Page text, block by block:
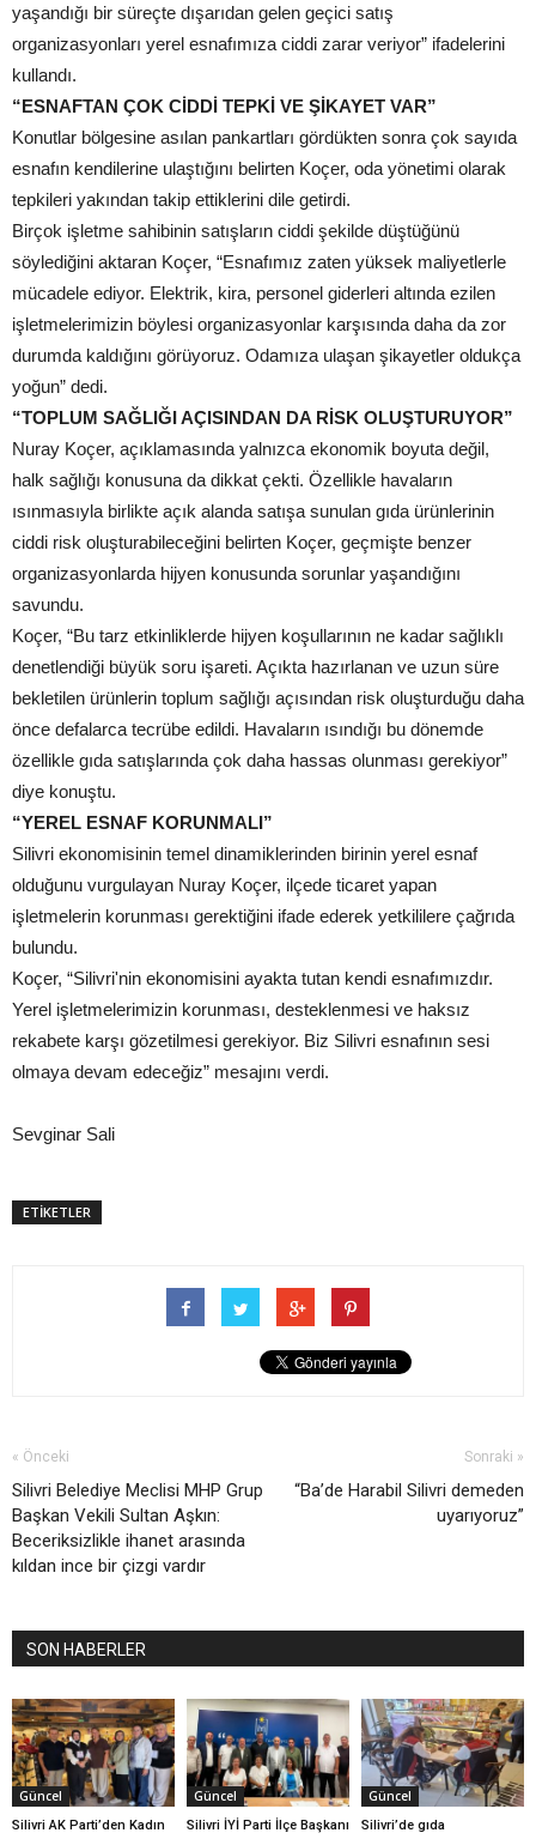
yaşandığı bir süreçte dışarıdan gelen geçici satış
organizasyonları yerel esnafımıza ciddi zarar veriyor” ifadelerini
kullandı.
“ESNAFTAN ÇOK CİDDİ TEPKİ VE ŞİKAYET VAR”
Konutlar bölgesine asılan pankartları gördükten sonra çok sayıda
esnafın kendilerine ulaştığını belirten Koçer, oda yönetimi olarak
tepkileri yakından takip ettiklerini dile getirdi.
Birçok işletme sahibinin satışların ciddi şekilde düştüğünü
söylediğini aktaran Koçer, “Esnafımız zaten yüksek maliyetlerle
mücadele ediyor. Elektrik, kira, personel giderleri altında ezilen
işletmelerimizin böylesi organizasyonlar karşısında daha da zor
durumda kaldığını görüyoruz. Odamıza ulaşan şikayetler oldukça
yoğun” dedi.
“TOPLUM SAĞLIĞI AÇISINDAN DA RİSK OLUŞTURUYOR”
Nuray Koçer, açıklamasında yalnızca ekonomik boyuta değil,
halk sağlığı konusuna da dikkat çekti. Özellikle havaların
ısınmasıyla birlikte açık alanda satışa sunulan gıda ürünlerinin
ciddi risk oluşturabileceğini belirten Koçer, geçmişte benzer
organizasyonlarda hijyen konusunda sorunlar yaşandığını
savundu.
Koçer, “Bu tarz etkinliklerde hijyen koşullarının ne kadar sağlıklı
denetlendiği büyük soru işareti. Açıkta hazırlanan ve uzun süre
bekletilen ürünlerin toplum sağlığı açısından risk oluşturduğu daha
önce defalarca tecrübe edildi. Havaların ısındığı bu dönemde
özellikle gıda satışlarında çok daha hassas olunması gerekiyor”
diye konuştu.
“YEREL ESNAF KORUNMALI”
Silivri ekonomisinin temel dinamiklerinden birinin yerel esnaf
olduğunu vurgulayan Nuray Koçer, ilçede ticaret yapan
işletmelerin korunması gerektiğini ifade ederek yetkililere çağrıda
bulundu.
Koçer, “Silivri'nin ekonomisini ayakta tutan kendi esnafımızdır.
Yerel işletmelerimizin korunması, desteklenmesi ve haksız
rekabete karşı gözetilmesi gerekiyor. Biz Silivri esnafının sesi
olmaya devam edeceğiz” mesajını verdi.
Sevginar Sali
ETİKETLER
« Önceki
Silivri Belediye Meclisi MHP Grup
Başkan Vekili Sultan Aşkın:
Beceriksizlikle ihanet arasında
kıldan ince bir çizgi vardır
Sonraki »
“Ba’de Harabil Silivri demeden
uyarıyoruz”
SON HABERLER
Güncel
Silivri AK Parti’den Kadın
Güncel
Silivri İYİ Parti İlçe Başkanı
Güncel
Silivri’de gıda